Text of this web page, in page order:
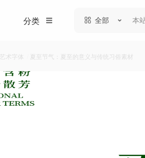
分类 全部
艺术字体 夏至节气：夏至的意义与传统习俗素材